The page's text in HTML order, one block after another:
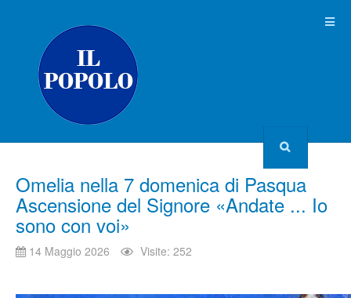
Omelia nella 7 domenica di Pasqua
Ascensione del Signore «Andate ... Io
sono con voi»
14 Maggio 2026 Visite: 252